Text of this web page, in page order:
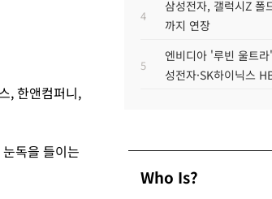
, 한앤컴퍼니,
독을 들이는
4
삼성전자, 갤럭시Z 폴
까지 연장
5
엔비디아 '루빈 울트
성전자·SK하이닉스
Who Is?